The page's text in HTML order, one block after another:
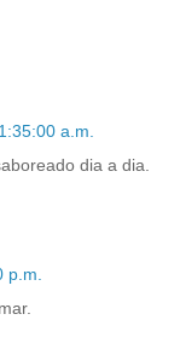
a.m.
dia a dia.